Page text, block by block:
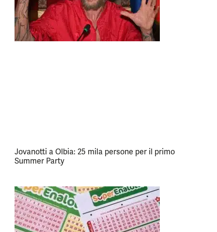
Jovanotti a Olbia: 25 mila persone per il primo
Summer Party